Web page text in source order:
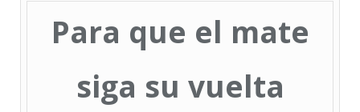
Para que el mate
siga su vuelta